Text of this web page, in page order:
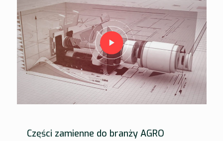
Części zamienne do branży AGRO